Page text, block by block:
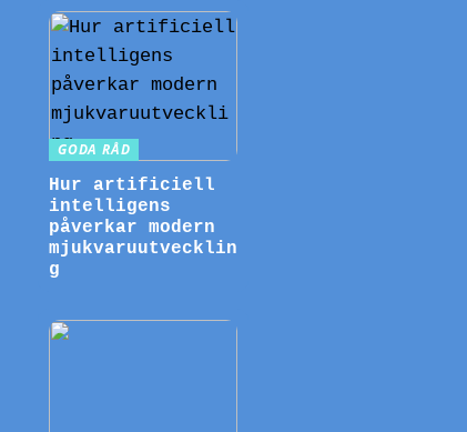
GODA RÅD
Hur artificiell
intelligens
påverkar modern
mjukvaruutvecklin
g